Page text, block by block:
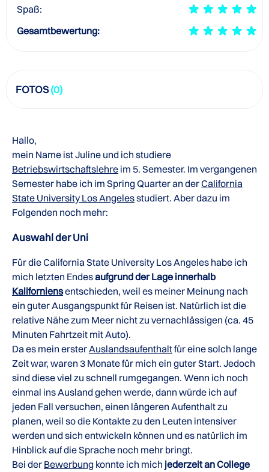
Spaß:
Gesamtbewertung:
FOTOS(0)
Hallo,
mein Name ist Juline und ich studiere
Betriebswirtschaftslehre im 5. Semester. Im vergangenen
Semester habe ich im Spring Quarter an derCalifornia
State University Los Angelesstudiert. Aber dazu im
Folgenden noch mehr:
Auswahl der Uni
Für die California State University Los Angeles habe ich
mich letzten Endesaufgrund der Lage innerhalb
Kaliforniensentschieden, weil es meiner Meinung nach
ein guter Ausgangspunkt für Reisen ist. Natürlich ist die
relative Nähe zum Meer nicht zu vernachlässigen (ca. 45
Minuten Fahrtzeit mit Auto).
Da es mein ersterAuslandsaufenthaltfür eine solch lange
Zeit war, waren 3 Monate für mich ein guter Start. Jedoch
sind diese viel zu schnell rumgegangen. Wenn ich noch
einmal ins Ausland gehen werde, dann würde ich auf
jeden Fall versuchen, einen längeren Aufenthalt zu
planen, weil so die Kontakte zu den Leuten intensiver
werden und sich entwickeln können und es natürlich im
Hinblick auf die Sprache noch mehr bringt.
Bei der Bewerbung konnte ich mich jederzeit an College